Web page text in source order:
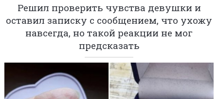
Решил проверить чувства девушки и
оставил записку с сообщением, что ухожу
навсегда, но такой реакции не мог
предсказать